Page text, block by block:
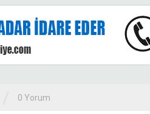
0 Yorum